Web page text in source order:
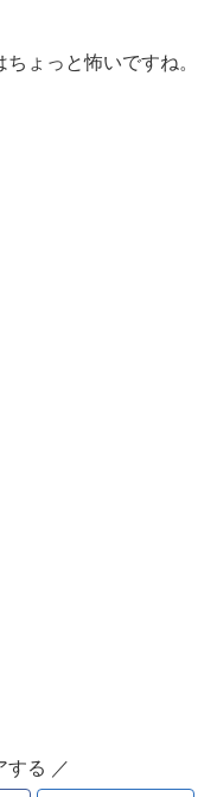
ょっと怖いですね。
する ／